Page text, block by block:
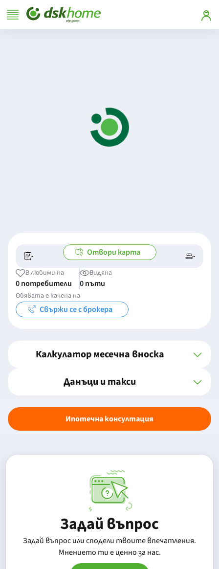
- -/- -
Отвори карта
В любими на
0 потребители
Видяна
0 пъти
Обявата е качена на
Свържи се с брокера
Калкулатор месечна вноска
Данъци и такси
Ипотечна консултация
Задай въпрос
Задай въпрос или сподели твоите впечатления.
Mнението ти е ценно за нас.